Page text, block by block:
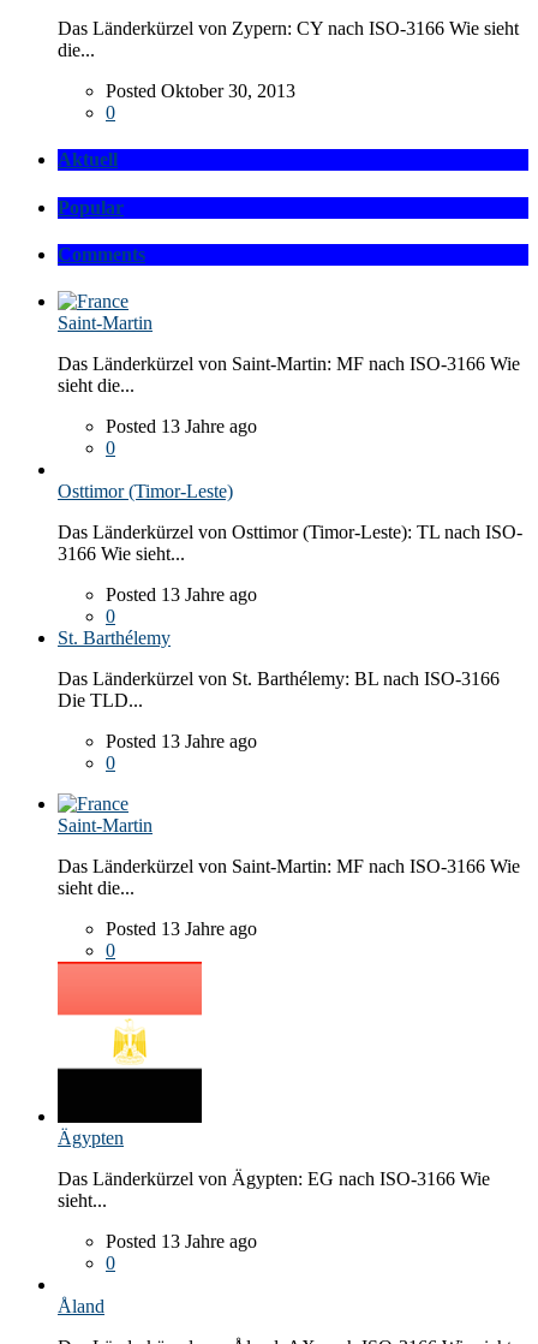
Das Länderkürzel von Zypern: CY nach ISO-3166 Wie sieht
die...
Posted Oktober 30, 2013
0
Aktuell
Popular
Comments
Saint-Martin
Das Länderkürzel von Saint-Martin: MF nach ISO-3166 Wie
sieht die...
Posted 13 Jahre ago
0
Osttimor (Timor-Leste)
Das Länderkürzel von Osttimor (Timor-Leste): TL nach ISO-
3166 Wie sieht...
Posted 13 Jahre ago
0
St. Barthélemy
Das Länderkürzel von St. Barthélemy: BL nach ISO-3166
Die TLD...
Posted 13 Jahre ago
0
Saint-Martin
Das Länderkürzel von Saint-Martin: MF nach ISO-3166 Wie
sieht die...
Posted 13 Jahre ago
0
Ägypten
Das Länderkürzel von Ägypten: EG nach ISO-3166 Wie
sieht...
Posted 13 Jahre ago
0
Åland